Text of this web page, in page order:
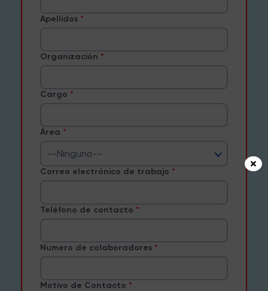
Apellidos
Organización
Cargo
Área
--Ninguno--
Correo electrónico de trabajo
Teléfono de contacto
Numero de colaboradores
Motivo de Contacto